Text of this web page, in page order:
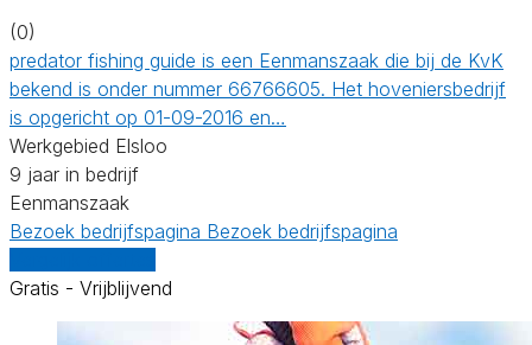
(0)
predator fishing guide is een Eenmanszaak die bij de KvK
bekend is onder nummer 66766605. Het hoveniersbedrijf
is opgericht op 01-09-2016 en…
Werkgebied Elsloo
9 jaar in bedrijf
Eenmanszaak
Bezoek bedrijfspagina Bezoek bedrijfspagina
Gratis - Vrijblijvend